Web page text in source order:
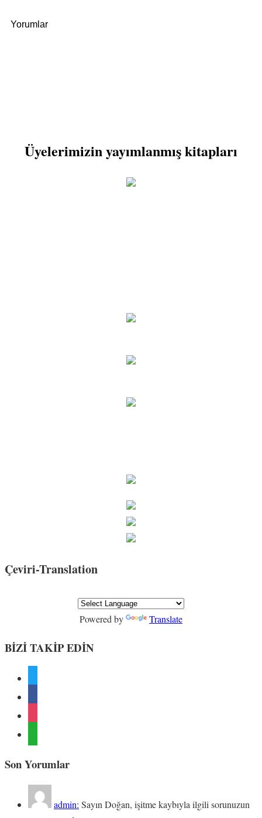
Yorumlar
Üyelerimizin yayımlanmış kitapları
Çeviri-Translation
Powered by Translate
BİZİ TAKİP EDİN
Son Yorumlar
admin: Sayın Doğan, işitme kaybıyla ilgili sorunuzun